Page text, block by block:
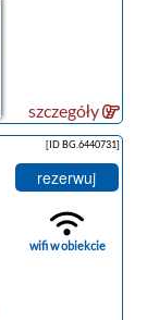
szczegóły
[ID BG.6440731]
rezerwuj
wifi w obiekcie